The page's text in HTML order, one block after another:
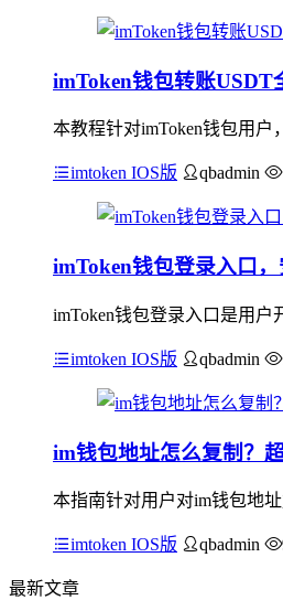
imToken钱包转账USDT
本教程针对imToken钱包用
imtoken IOS版 qbadmin
imToken钱包登录入口
imToken钱包登录入口是用
imtoken IOS版 qbadmin
im钱包地址怎么复制？
本指南针对用户对im钱包地
imtoken IOS版 qbadmin
最新文章